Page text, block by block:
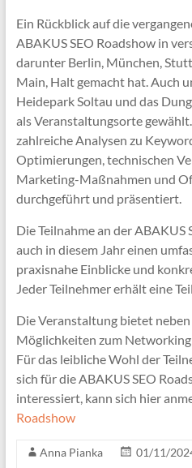
Ein Rückblick auf die
ABAKUS SEO Roadshow in
darunter Berlin, München,
Main, Halt gemacht hat. Auch
Heidepark Soltau und das
als Veranstaltungsorte
zahlreiche Analysen zu
Optimierungen, technischen
Marketing-Maßnahmen und
durchgeführt und präsentiert.
Die Teilnahme an der
auch in diesem Jahr einen
praxisnahe Einblicke und
Jeder Teilnehmer erhält eine
Die Veranstaltung bietet
Möglichkeiten zum
Für das leibliche Wohl der
sich für die ABAKUS SEO
interessiert, kann sich hier
Roadshow
Anna Pianka 01/11/